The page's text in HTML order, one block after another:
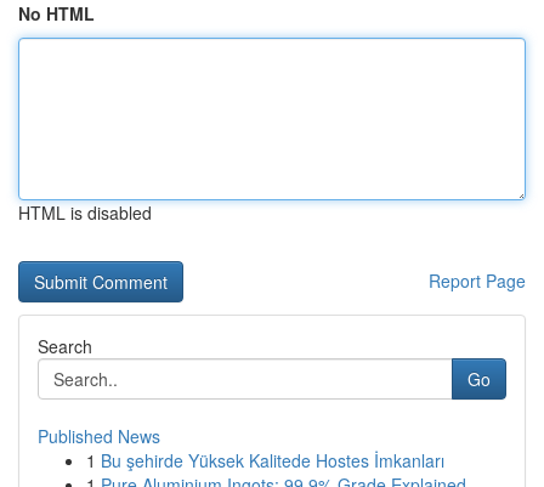
No HTML
HTML is disabled
Report Page
Search
Go
Published News
1 Bu şehirde Yüksek Kalitede Hostes İmkanları